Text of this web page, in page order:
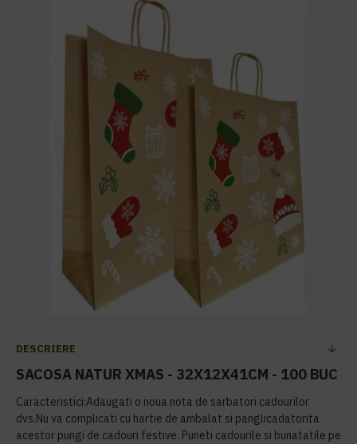
DESCRIERE
SACOSA NATUR XMAS - 32X12X41CM - 100 BUC
Caracteristici:Adaugati o noua nota de sarbatori cadourilor
dvs.Nu va complicati cu hartie de ambalat si panglicadatorita
acestor pungi de cadouri festive. Puneti cadourile si bunatatile pe